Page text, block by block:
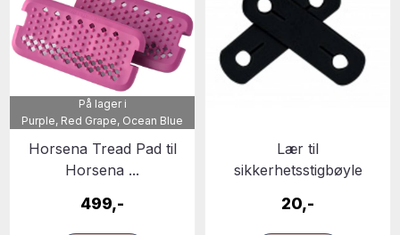
På lager i
Purple, Red Grape, Ocean Blue
Horsena Tread Pad til
Horsena ...
499,-
Lær til
sikkerhetsstigbøyle
20,-